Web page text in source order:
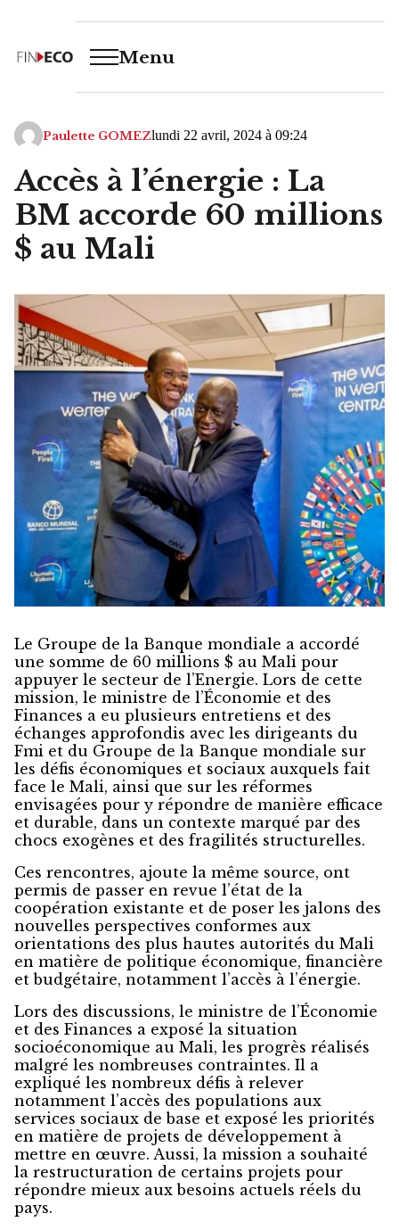
Menu
Paulette GOMEZlundi 22 avril, 2024 à 09:24
Accès à l’énergie : La
BM accorde 60 millions
$ au Mali
Le Groupe de la Banque mondiale a accordé
une somme de 60 millions $ au Mali pour
appuyer le secteur de l’Energie. Lors de cette
mission, le ministre de l’Économie et des
Finances a eu plusieurs entretiens et des
échanges approfondis avec les dirigeants du
Fmi et du Groupe de la Banque mondiale sur
les défis économiques et sociaux auxquels fait
face le Mali, ainsi que sur les réformes
envisagées pour y répondre de manière efficace
et durable, dans un contexte marqué par des
chocs exogènes et des fragilités structurelles.
Ces rencontres, ajoute la même source, ont
permis de passer en revue l’état de la
coopération existante et de poser les jalons des
nouvelles perspectives conformes aux
orientations des plus hautes autorités du Mali
en matière de politique économique, financière
et budgétaire, notamment l’accès à l’énergie.
Lors des discussions, le ministre de l’Économie
et des Finances a exposé la situation
socioéconomique au Mali, les progrès réalisés
malgré les nombreuses contraintes. Il a
expliqué les nombreux défis à relever
notamment l’accès des populations aux
services sociaux de base et exposé les priorités
en matière de projets de développement à
mettre en œuvre. Aussi, la mission a souhaité
la restructuration de certains projets pour
répondre mieux aux besoins actuels réels du
pays.